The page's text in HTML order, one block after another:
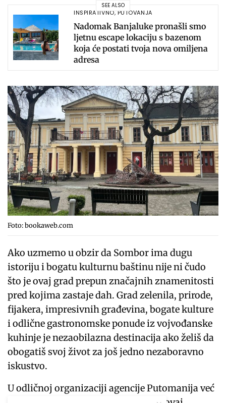
SEE ALSO
INSPIRATIVNO, PUTOVANJA
Nadomak Banjaluke pronašli smo
ljetnu escape lokaciju s bazenom
koja će postati tvoja nova omiljena
adresa
Foto: bookaweb.com
Ako uzmemo u obzir da Sombor ima dugu
istoriju i bogatu kulturnu baštinu nije ni čudo
što je ovaj grad prepun značajnih znamenitosti
pred kojima zastaje dah. Grad zelenila, prirode,
fijakera, impresivnih građevina, bogate kulture
i odlične gastronomske ponude iz vojvođanske
kuhinje je nezaobilazna destinacija ako želiš da
obogatiš svoj život za još jedno nezaboravno
iskustvo.
U odličnoj organizaciji agencije Putomanija već